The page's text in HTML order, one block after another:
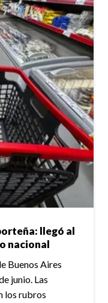
llegó al
nacional
Buenos Aires
junio. Las
los rubros